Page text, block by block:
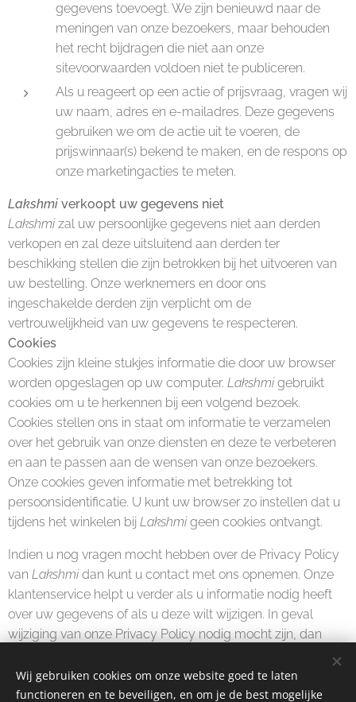
gegevens toevoegt. We zijn benieuwd naar de
meningen van onze bezoekers, maar behouden
het recht bijdragen die niet aan onze
sitevoorwaarden voldoen niet te publiceren.
Als u reageert op een actie of prijsvraag, vragen wij
uw naam, adres en e-mailadres. Deze gegevens
gebruiken we om de actie uit te voeren, de
prijswinnaar(s) bekend te maken, en de respons op
onze marketingacties te meten.
Lakshmi verkoopt uw gegevens niet
Lakshmizal uw persoonlijke gegevens niet aan derden
verkopen en zal deze uitsluitend aan derden ter
beschikking stellen die zijn betrokken bij het uitvoeren van
uw bestelling. Onze werknemers en door ons
ingeschakelde derden zijn verplicht om de
vertrouwelijkheid van uw gegevens te respecteren.
Cookies
Cookies zijn kleine stukjes informatie die door uw browser
worden opgeslagen op uw computer. Lakshmigebruikt
cookies om u te herkennen bij een volgend bezoek.
Cookies stellen ons in staat om informatie te verzamelen
over het gebruik van onze diensten en deze te verbeteren
en aan te passen aan de wensen van onze bezoekers.
Onze cookies geven informatie met betrekking tot
persoonsidentificatie. U kunt uw browser zo instellen dat u
tijdens het winkelen bij Lakshmigeen cookies ontvangt.
Indien u nog vragen mocht hebben over de Privacy Policy
van Lakshmidan kunt u contact met ons opnemen. Onze
klantenservice helpt u verder als u informatie nodig heeft
over uw gegevens of als u deze wilt wijzigen. In geval
wijziging van onze Privacy Policy nodig mocht zijn, dan
vindt u op deze pagina altijd de meest recente informatie.
Wij gebruiken cookies om onze website goed te laten
functioneren en te beveiligen, en om je de best mogelijke